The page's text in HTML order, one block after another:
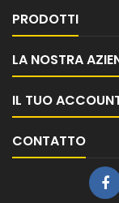
PRODOTTI
LA NOSTRA
IL TUO
CONTATTO